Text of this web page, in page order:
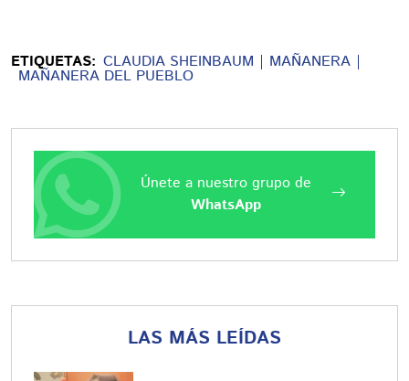
ETIQUETAS: CLAUDIA SHEINBAUM MAÑANERA
MAÑANERA DEL PUEBLO
Únete a nuestro grupo de
WhatsApp
LAS MÁS LEÍDAS